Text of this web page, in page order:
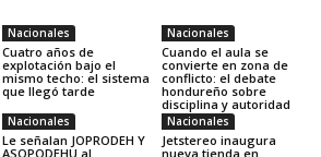
Nacionales
Cuatro años de
explotación bajo el
mismo techo: el sistema
que llegó tarde
Nacionales
Cuando el aula se
convierte en zona de
conflicto: el debate
hondureño sobre
disciplina y autoridad
Nacionales
Le señalan JOPRODEH Y
ASOPODEHU al
Nacionales
Jetstereo inaugura
nueva tienda en